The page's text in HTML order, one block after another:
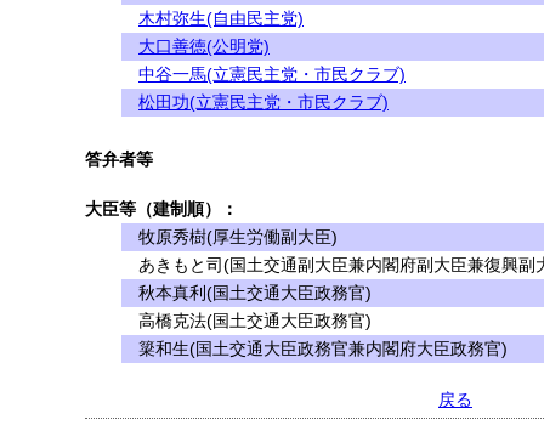
木村弥生(自由民主党)
大口善徳(公明党)
中谷一馬(立憲民主党・市民クラブ)
松田功(立憲民主党・市民クラブ)
答弁者等
大臣等（建制順）：
牧原秀樹(厚生労働副大臣)
あきもと司(国土交通副大臣兼内閣府副大臣兼復興副
秋本真利(国土交通大臣政務官)
高橋克法(国土交通大臣政務官)
簗和生(国土交通大臣政務官兼内閣府大臣政務官)
戻る